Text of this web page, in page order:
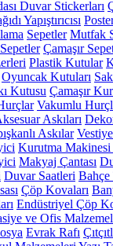
Duvar Stickerları
Yapıştırıcısı
Sepetler Mutfak
Çamaşır
Plastik Kutular
Oyuncak Kutuları
Kutusu Çamaşır
Vakumlu
Askıları
Askılar
Kurutma Makinesi
Makyaj Çantası
Duvar Saatleri Bahçe
Çöp Kovaları
Endüstriyel Çöp
ve Ofis
Evrak Rafı